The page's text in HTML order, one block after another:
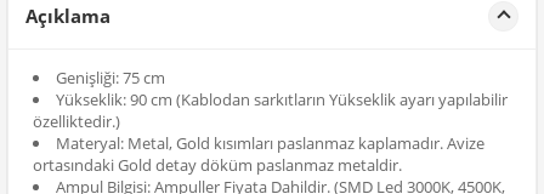
Açıklama
Genişliği: 75 cm
Yükseklik: 90 cm (Kablodan sarkıtların Yükseklik ayarı yapılabilir
özelliktedir.)
Materyal: Metal, Gold kısımları paslanmaz kaplamadır. Avize
ortasındaki Gold detay döküm paslanmaz metaldir.
Ampul Bilgisi: Ampuller Fiyata Dahildir. (SMD Led 3000K, 4500K,